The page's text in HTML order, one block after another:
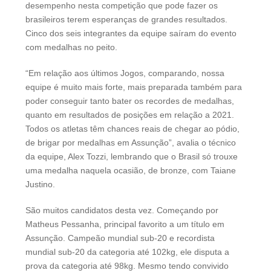
desempenho nesta competição que pode fazer os
brasileiros terem esperanças de grandes resultados.
Cinco dos seis integrantes da equipe saíram do evento
com medalhas no peito.
“Em relação aos últimos Jogos, comparando, nossa
equipe é muito mais forte, mais preparada também para
poder conseguir tanto bater os recordes de medalhas,
quanto em resultados de posições em relação a 2021.
Todos os atletas têm chances reais de chegar ao pódio,
de brigar por medalhas em Assunção”, avalia o técnico
da equipe, Alex Tozzi, lembrando que o Brasil só trouxe
uma medalha naquela ocasião, de bronze, com Taiane
Justino.
São muitos candidatos desta vez. Começando por
Matheus Pessanha, principal favorito a um título em
Assunção. Campeão mundial sub-20 e recordista
mundial sub-20 da categoria até 102kg, ele disputa a
prova da categoria até 98kg. Mesmo tendo convivido